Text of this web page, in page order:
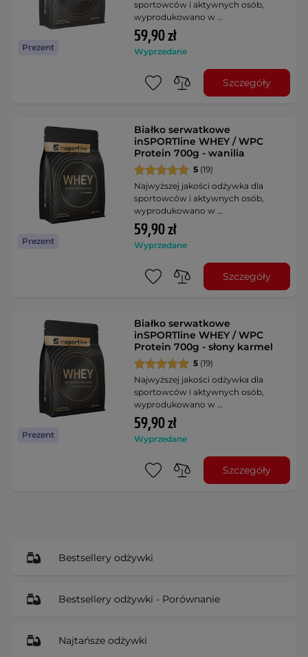
Prezent
sportowców i aktywnych osób,
wyprodukowano w …
59,90 zł
Wyprzedane
Szczegóły
Prezent
Białko serwatkowe
inSPORTline WHEY / WPC
Protein 700g - wanilia
5 (19)
Najwyższej jakości odżywka dla
sportowców i aktywnych osób,
wyprodukowano w …
59,90 zł
Wyprzedane
Szczegóły
Prezent
Białko serwatkowe
inSPORTline WHEY / WPC
Protein 700g - słony karmel
5 (19)
Najwyższej jakości odżywka dla
sportowców i aktywnych osób,
wyprodukowano w …
59,90 zł
Wyprzedane
Szczegóły
Bestsellery odżywki
Bestsellery odżywki - Porównanie
Najtańsze odżywki